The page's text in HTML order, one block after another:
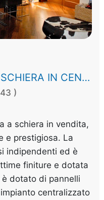
PRESTIGIOSA CASA A SCHIERA IN CENTRO BORGO
)
a schiera in vendita,
e prestigiosa. La
indipendenti ed è
finiture e dotata
è dotato di pannelli
centralizzato